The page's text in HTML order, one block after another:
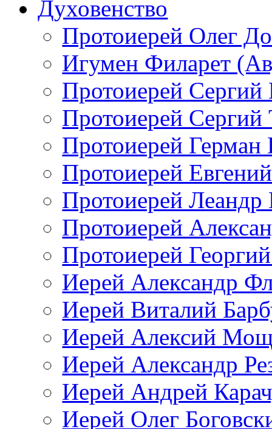
Духовенство
Протоиерей Олег
Игумен Филарет
Протоиерей
Протоиерей Сергий
Протоиерей Герман
Протоиерей
Протоиерей Леандр
Протоиерей
Протоиерей
Иерей Александр
Иерей Виталий
Иерей Алексий
Иерей Александр
Иерей Андрей
Иерей Олег